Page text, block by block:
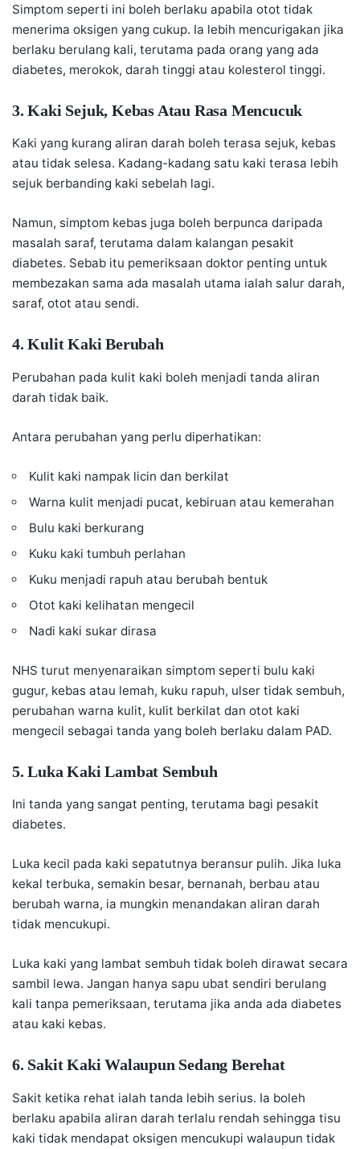
Simptom seperti ini boleh berlaku apabila otot tidak
menerima oksigen yang cukup. Ia lebih mencurigakan jika
berlaku berulang kali, terutama pada orang yang ada
diabetes, merokok, darah tinggi atau kolesterol tinggi.
3. Kaki Sejuk, Kebas Atau Rasa Mencucuk
Kaki yang kurang aliran darah boleh terasa sejuk, kebas
atau tidak selesa. Kadang-kadang satu kaki terasa lebih
sejuk berbanding kaki sebelah lagi.
Namun, simptom kebas juga boleh berpunca daripada
masalah saraf, terutama dalam kalangan pesakit
diabetes. Sebab itu pemeriksaan doktor penting untuk
membezakan sama ada masalah utama ialah salur darah,
saraf, otot atau sendi.
4. Kulit Kaki Berubah
Perubahan pada kulit kaki boleh menjadi tanda aliran
darah tidak baik.
Antara perubahan yang perlu diperhatikan:
Kulit kaki nampak licin dan berkilat
Warna kulit menjadi pucat, kebiruan atau kemerahan
Bulu kaki berkurang
Kuku kaki tumbuh perlahan
Kuku menjadi rapuh atau berubah bentuk
Otot kaki kelihatan mengecil
Nadi kaki sukar dirasa
NHS turut menyenaraikan simptom seperti bulu kaki
gugur, kebas atau lemah, kuku rapuh, ulser tidak sembuh,
perubahan warna kulit, kulit berkilat dan otot kaki
mengecil sebagai tanda yang boleh berlaku dalam PAD.
5. Luka Kaki Lambat Sembuh
Ini tanda yang sangat penting, terutama bagi pesakit
diabetes.
Luka kecil pada kaki sepatutnya beransur pulih. Jika luka
kekal terbuka, semakin besar, bernanah, berbau atau
berubah warna, ia mungkin menandakan aliran darah
tidak mencukupi.
Luka kaki yang lambat sembuh tidak boleh dirawat secara
sambil lewa. Jangan hanya sapu ubat sendiri berulang
kali tanpa pemeriksaan, terutama jika anda ada diabetes
atau kaki kebas.
6. Sakit Kaki Walaupun Sedang Berehat
Sakit ketika rehat ialah tanda lebih serius. Ia boleh
berlaku apabila aliran darah terlalu rendah sehingga tisu
kaki tidak mendapat oksigen mencukupi walaupun tidak